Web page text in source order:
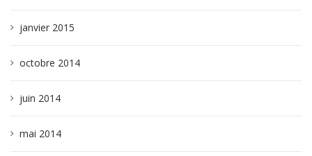
janvier 2015
octobre 2014
juin 2014
mai 2014